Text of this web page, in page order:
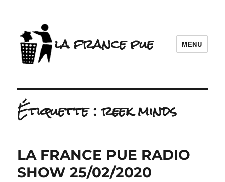
la france pue MENU
Étiquette :reek minds
LA FRANCE PUE RADIO
SHOW 25/02/2020